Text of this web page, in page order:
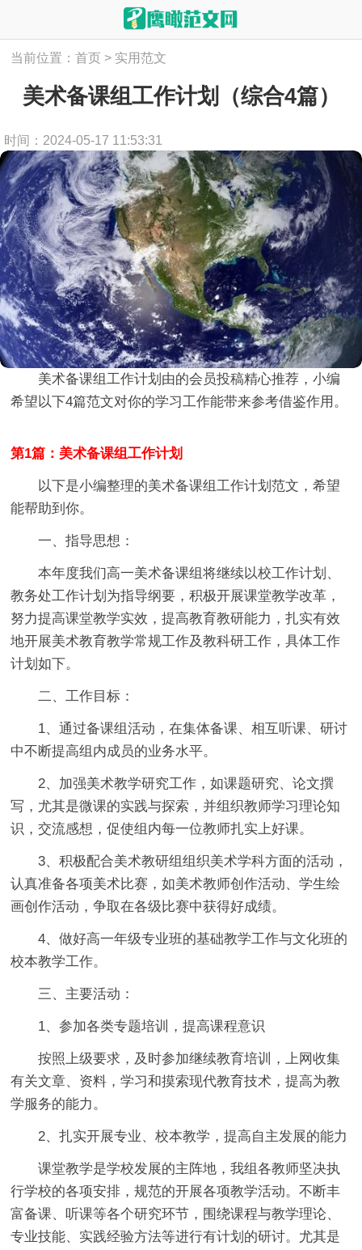
当前位置：首页 > 实用范文
美术备课组工作计划（综合4篇）
时间：2024-05-17 11:53:31
美术备课组工作计划 由的会员投稿精心推荐，小编
希望以下4篇范文对你的学习工作能带来参考借鉴作用。
第1篇：美术备课组工作计划
以下是小编整理的美术备课组工作计划范文，希望
能帮助到你。
一、指导思想：
本年度我们高一美术备课组将继续以校工作计划、
教务处工作计划为指导纲要，积极开展课堂教学改革，
努力提高课堂教学实效，提高教育教研能力，扎实有效
地开展美术教育教学常规工作及教科研工作，具体工作
计划如下。
二、工作目标：
1、通过备课组活动，在集体备课、相互听课、研讨
中不断提高组内成员的业务水平。
2、加强美术教学研究工作，如课题研究、论文撰
写，尤其是微课的实践与探索，并组织教师学习理论知
识，交流感想，促使组内每一位教师扎实上好课。
3、积极配合美术教研组组织美术学科方面的活动，
认真准备各项美术比赛，如美术教师创作活动、学生绘
画创作活动，争取在各级比赛中获得好成绩。
4、做好高一年级专业班的基础教学工作与文化班的
校本教学工作。
三、主要活动：
1、参加各类专题培训，提高课程意识
按照上级要求，及时参加继续教育培训，上网收集
有关文章、资料，学习和摸索现代教育技术，提高为教
学服务的能力。
2、扎实开展专业、校本教学，提高自主发展的能力
课堂教学是学校发展的主阵地，我组各教师坚决执
行学校的各项安排，规范的开展各项教学活动。不断丰
富备课、听课等各个研究环节，围绕课程与教学理论、
专业技能、实践经验方法等进行有计划的研讨。尤其是